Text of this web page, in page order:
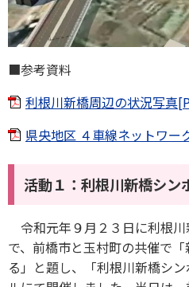
■参考資料
利根川新橋周辺の状況写真
県央地区 ４車線ネットワー
活動１：利根川新橋シン
令和元年９月２３日に利根
で、前橋市と玉村町の共催で
る」と題し、「利根川新橋シ